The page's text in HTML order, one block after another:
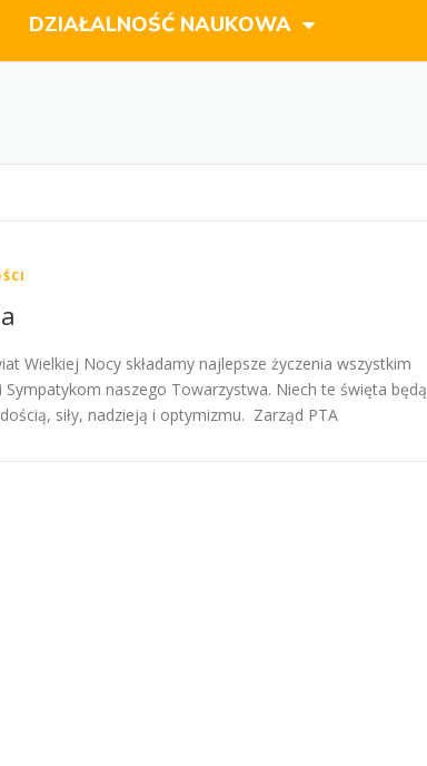
DZIAŁALNOŚĆ NAUKOWA
Wielkiej Nocy składamy najlepsze życzenia wszystkim
Sympatykom naszego Towarzystwa. Niech te święta będą
siły, nadzieją i optymizmu. Zarząd PTA